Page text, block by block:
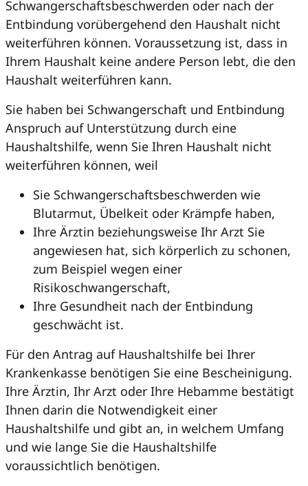
Schwangerschaftsbeschwerden oder nach der
Entbindung vorübergehend den Haushalt nicht
weiterführen können. Voraussetzung ist, dass in
Ihrem Haushalt keine andere Person lebt, die den
Haushalt weiterführen kann.
Sie haben bei Schwangerschaft und Entbindung
Anspruch auf Unterstützung durch eine
Haushaltshilfe, wenn Sie Ihren Haushalt nicht
weiterführen können, weil
Sie Schwangerschaftsbeschwerden wie
Blutarmut, Übelkeit oder Krämpfe haben,
Ihre Ärztin beziehungsweise Ihr Arzt Sie
angewiesen hat, sich körperlich zu schonen,
zum Beispiel wegen einer
Risikoschwangerschaft,
Ihre Gesundheit nach der Entbindung
geschwächt ist.
Für den Antrag auf Haushaltshilfe bei Ihrer
Krankenkasse benötigen Sie eine Bescheinigung.
Ihre Ärztin, Ihr Arzt oder Ihre Hebamme bestätigt
Ihnen darin die Notwendigkeit einer
Haushaltshilfe und gibt an, in welchem Umfang
und wie lange Sie die Haushaltshilfe
voraussichtlich benötigen.